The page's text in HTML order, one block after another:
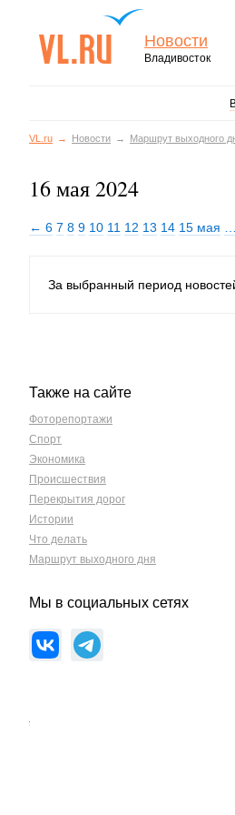
Новости
Владивосток
VL.ru Новости Маршрут выходного
16 мая 2024
← 6 7 8 9 10 11 12 13 14 15 мая
За выбранный период
Также на сайте
Фоторепортажи
Спорт
Экономика
Происшествия
Перекрытия дорог
Истории
Что делать
Маршрут выходного дня
Мы в социальных сетях